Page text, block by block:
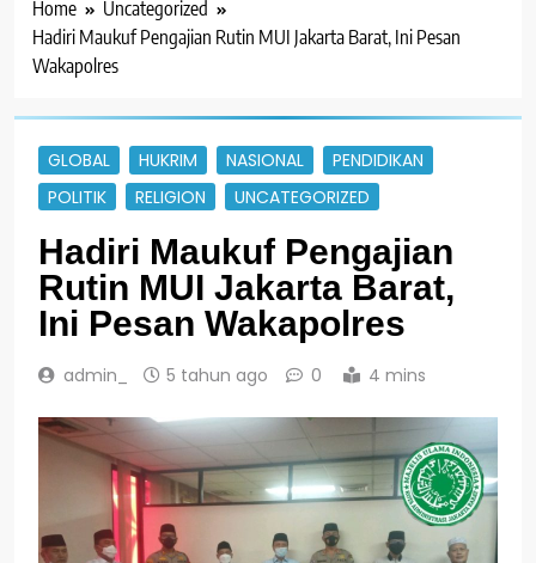
Home
Uncategorized
Hadiri Maukuf Pengajian Rutin MUI Jakarta Barat, Ini Pesan
Wakapolres
GLOBAL HUKRIM NASIONAL
PENDIDIKAN
POLITIK
RELIGION UNCATEGORIZED
Hadiri Maukuf Pengajian
Rutin MUI Jakarta Barat,
Ini Pesan Wakapolres
admin_ 5 tahun ago 0 4 mins